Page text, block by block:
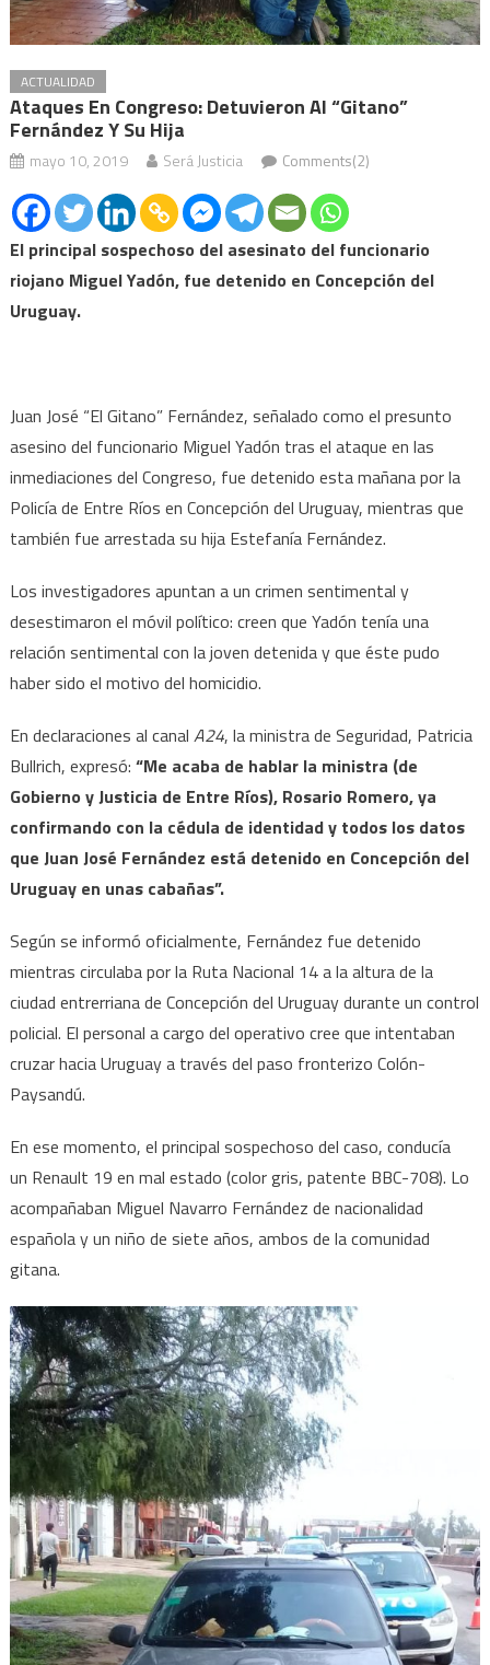
ACTUALIDAD
Ataques En Congreso: Detuvieron Al “Gitano”
Fernández Y Su Hija
mayo 10, 2019 Será Justicia Comments(2)
El principal sospechoso del asesinato del funcionario
riojano Miguel Yadón, fue detenido en Concepción del
Uruguay.
Juan José “El Gitano” Fernández, señalado como el presunto
asesino del funcionario Miguel Yadón tras el ataque en las
inmediaciones del Congreso, fue detenido esta mañana por la
Policía de Entre Ríos en Concepción del Uruguay, mientras que
también fue arrestada su hija Estefanía Fernández.
Los investigadores apuntan a un crimen sentimental y
desestimaron el móvil político: creen que Yadón tenía una
relación sentimental con la joven detenida y que éste pudo
haber sido el motivo del homicidio.
En declaraciones al canal A24, la ministra de Seguridad, Patricia
Bullrich, expresó: “Me acaba de hablar la ministra (de
Gobierno y Justicia de Entre Ríos), Rosario Romero, ya
confirmando con la cédula de identidad y todos los datos
que Juan José Fernández está detenido en Concepción del
Uruguay en unas cabañas”.
Según se informó oficialmente, Fernández fue detenido
mientras circulaba por la Ruta Nacional 14 a la altura de la
ciudad entrerriana de Concepción del Uruguay durante un control
policial. El personal a cargo del operativo cree que intentaban
cruzar hacia Uruguay a través del paso fronterizo Colón-
Paysandú.
En ese momento, el principal sospechoso del caso, conducía
un Renault 19 en mal estado (color gris, patente BBC-708). Lo
acompañaban Miguel Navarro Fernández de nacionalidad
española y un niño de siete años, ambos de la comunidad
gitana.